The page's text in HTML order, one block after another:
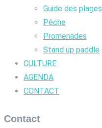
Guide des plages
Pêche
Promenades
Stand up paddle
CULTURE
AGENDA
CONTACT
Contact